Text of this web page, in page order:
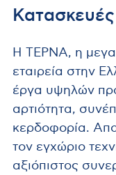
Κατασκευές
Η ΤΕΡΝΑ, η
εταιρεία στην
έργα υψηλών
αρτιότητα,
κερδοφορία.
τον εγχώριο
αξιόπιστος